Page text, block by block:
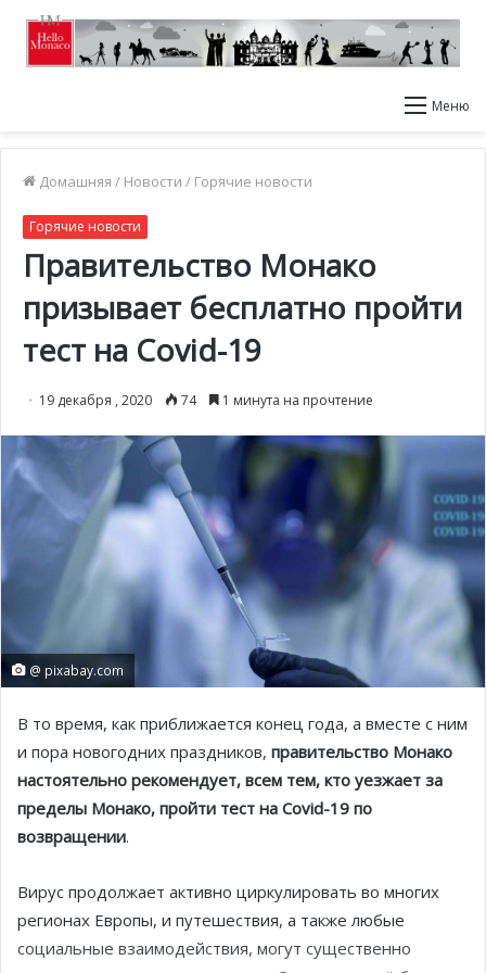
Меню
Домашняя / Новости / Горячие новости
Горячие новости
Правительство Монако
призывает бесплатно пройти
тест на Covid-19
19 декабря , 2020 74 1 минута на прочтение
@ pixabay.com
В то время, как приближается конец года, а вместе с ним
и пора новогодних праздников, правительство Монако
настоятельно рекомендует, всем тем, кто уезжает за
пределы Монако, пройти тест на Covid-19 по
возвращении.
Вирус продолжает активно циркулировать во многих
регионах Европы, и путешествия, а также любые
социальные взаимодействия, могут существенно